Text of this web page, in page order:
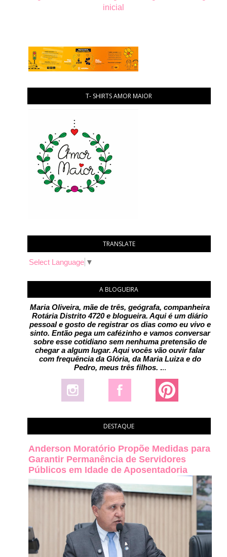
inicial
T- SHIRTS AMOR MAIOR
TRANSLATE
Select Language ▼
A BLOGUEIRA
Maria Oliveira, mãe de três, geógrafa, companheira
Rotária Distrito 4720 e blogueira. Aqui é um diário
pessoal e gosto de registrar os dias como eu vivo e
sinto. Então pega um cafézinho e vamos conversar
sobre esse cotidiano sem nenhuma pretensão de
chegar a algum lugar. Aqui vocês vão ouvir falar
com frequência da Glória, da Maria Luiza e do
Pedro, meus três filhos. ...
DESTAQUE
Anderson Moratório Propõe Medidas para
Garantir Permanência de Servidores
Públicos em Idade de Aposentadoria